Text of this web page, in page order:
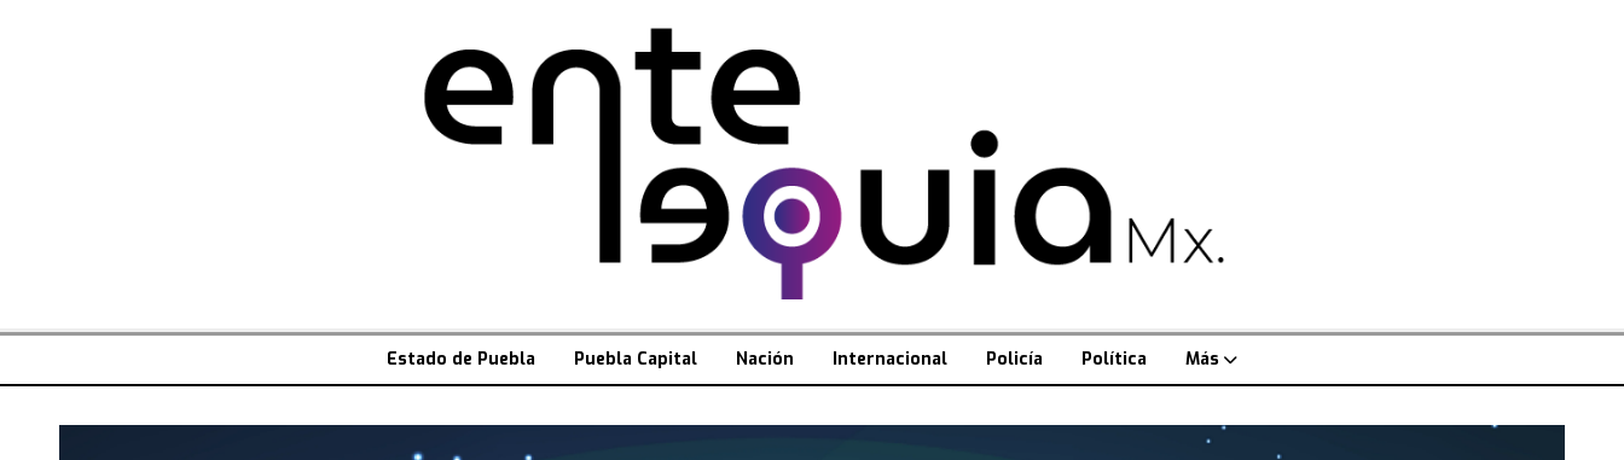
Estado de Puebla Puebla Capital Nación Internacional Policía Política Más